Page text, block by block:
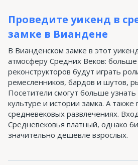
Проведите уикенд в
замке в Виандене
В Вианденском замке в этот
атмосферу Средних Веков: больше
реконструкторов будут играть
ремесленников, бардов и шутов,
Посетители смогут больше
культуре и истории замка. А также
средневековых развлечениях.
Средневековья платный, однако
значительно дешевле взрослых.